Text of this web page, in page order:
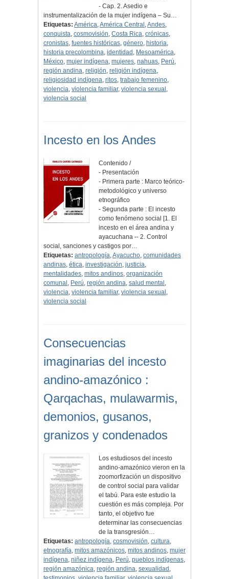
- Cap. 2. Asedio e
instrumentalización de la mujer indígena – Su…
Etiquetas: América,América Central ,Andes,
conquista, cosmovisión, Costa Rica, crónicas,
cronistas, fuentes históricas, género, historia,
historia precolombina, identidad , Mesoamérica,
México, mujer indígena, mujeres, nahuas, Perú,
región andina, religión, religión indígena,
religiosidad indígena, ritos, trabajo femenino,
violencia, violencia familiar, violencia sexual ,
violencia social
Incesto en los Andes
Contenido /
- Presentación
- Primera parte : Marco teórico-
metodológico y universo
etnográfico
- Segunda parte : El incesto
como fenómeno social [1. El
incesto en el área andina y
ayacuchana -- 2. Control
social, sanciones y castigos por…
Etiquetas: antropología,Ayacucho, comunidades
andinas, ética, investigación, justicia,
mentalidades, mitos andinos, organización
comunal , Perú, región andina, salud mental ,
violencia, violencia familiar, violencia sexual ,
violencia social
Consecuencias
imaginarias del incesto
andino-amazónico :
Qarqachas, mulawarmis,
demonios, gusanos,
granizos y condenados
Los estudiosos del incesto
andino-amazónico vieron en la
zoomorfización un dispositivo
de control social para validar
el tabú. Para este estudio la
cuestión es más compleja. Por
tanto, el objetivo fue
determinar las consecuencias
de la transgresión…
Etiquetas: antropología, cosmovisión, cultura,
etnografía, mitos amazónicos, mitos andinos, mujer
indígena, niñez indígena, Perú, pueblos indígenas,
región amazónica, región andina, sexualidad ,